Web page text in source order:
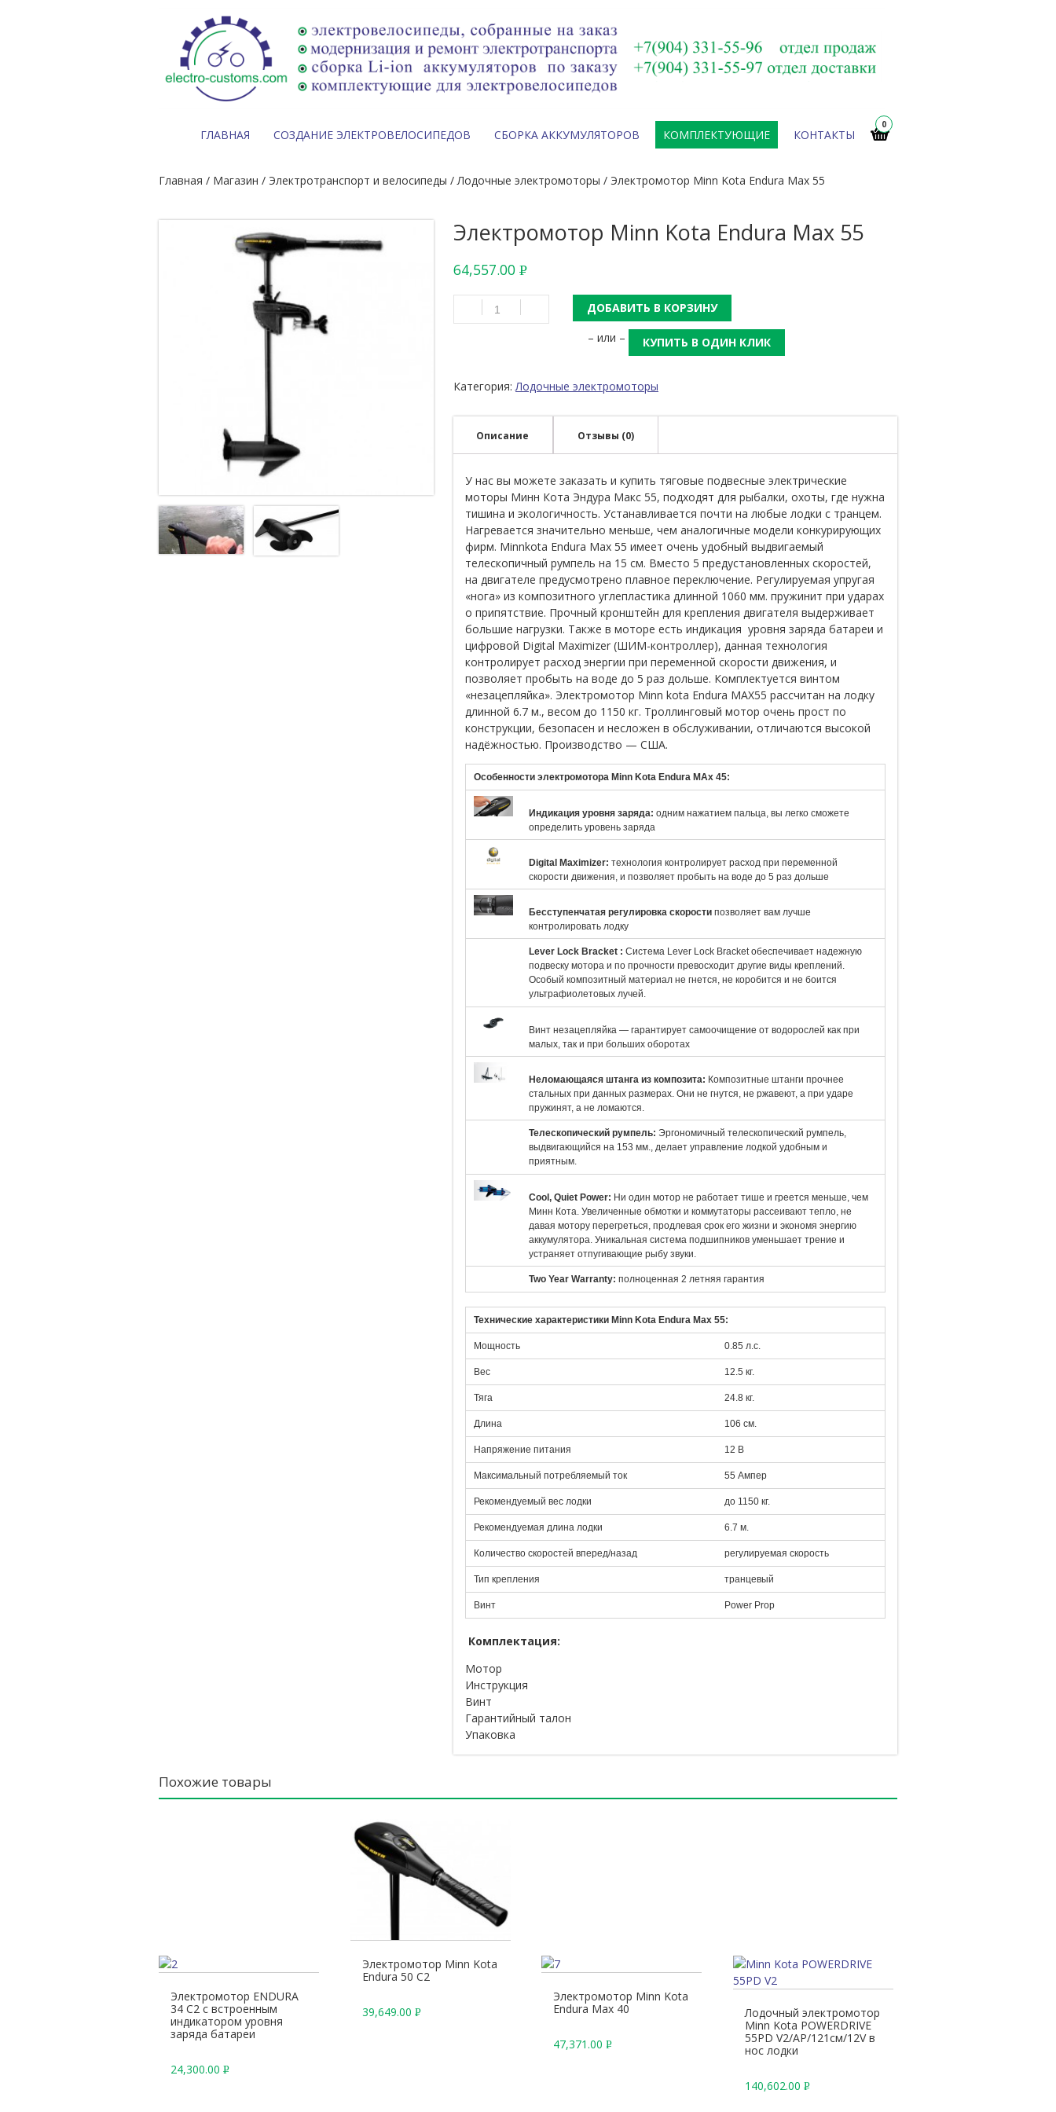
0
ГЛАВНАЯ СОЗДАНИЕ ЭЛЕКТРОВЕЛОСИПЕДОВ СБОРКА АККУМУЛЯТОРОВ КОМПЛЕКТУЮЩИЕ КОНТАКТЫ
Главная / Магазин / Электротранспорт и велосипеды /Лодочные электромоторы / Электромотор Minn Kota Endura Max 55
Электромотор Minn Kota Endura Max 55
64,557.00 Р
УБ.
ДОБАВИТЬ В КОРЗИНУ
– или –
КУПИТЬ В ОДИН КЛИК
Категория:Лодочные электромоторы
Описание Отзывы (0)
У нас вы можете заказать и купить тяговые подвесные электрические
моторы Минн Кота Эндура Макс 55, подходят для рыбалки, охоты, где нужна
тишина и экологичность. Устанавливается почти на любые лодки с транцем.
Нагревается значительно меньше, чем аналогичные модели конкурирующих
фирм. Minnkota Endura Max 55 имеет очень удобный выдвигаемый
телескопичный румпель на 15 см. Вместо 5 предустановленных скоростей,
на двигателе предусмотрено плавное переключение. Регулируемая упругая
«нога» из композитного углепластика длинной 1060 мм. пружинит при ударах
о припятствие. Прочный кронштейн для крепления двигателя выдерживает
большие нагрузки. Также в моторе есть индикация уровня заряда батареи и
цифровой Digital Maximizer (ШИМ-контроллер), данная технология
контролирует расход энергии при переменной скорости движения, и
позволяет пробыть на воде до 5 раз дольше. Комплектуется винтом
«незацепляйка». Электромотор Minn kota Endura MAX55 рассчитан на лодку
длинной 6.7 м., весом до 1150 кг. Троллинговый мотор очень прост по
конструкции, безопасен и несложен в обслуживании, отличаются высокой
надёжностью. Производство — США.
Особенности электромотора Minn Kota Endura MAx 45:
Индикация уровня заряда: одним нажатием пальца, вы легко сможете
определить уровень заряда
Digital Maximizer: технология контролирует расход при переменной
скорости движения, и позволяет пробыть на воде до 5 раз дольше
Бесступенчатая регулировка скорости позволяет вам лучше
контролировать лодку
Lever Lock Bracket : Система Lever Lock Bracket обеспечивает надежную
подвеску мотора и по прочности превосходит другие виды креплений.
Особый композитный материал не гнется, не коробится и не боится
ультрафиолетовых лучей.
Винт незацепляйка — гарантирует самоочищение от водорослей как при
малых, так и при больших оборотах
Неломающаяся штанга из композита: Композитные штанги прочнее
стальных при данных размерах. Они не гнутся, не ржавеют, а при ударе
пружинят, а не ломаются.
Телескопический румпель: Эргономичный телескопический румпель,
выдвигающийся на 153 мм., делает управление лодкой удобным и
приятным.
Cool, Quiet Power: Ни один мотор не работает тише и греется меньше, чем
Минн Кота. Увеличенные обмотки и коммутаторы рассеивают тепло, не
давая мотору перегреться, продлевая срок его жизни и экономя энергию
аккумулятора. Уникальная система подшипников уменьшает трение и
устраняет отпугивающие рыбу звуки.
Two Year Warranty: полноценная 2 летняя гарантия
Технические характеристики Minn Kota Endura Max 55:
Мощность 0.85 л.с.
Вес 12.5 кг.
Тяга 24.8 кг.
Длина 106 см.
Напряжение питания 12 В
Максимальный потребляемый ток 55 Ампер
Рекомендуемый вес лодки до 1150 кг.
Рекомендуемая длина лодки 6.7 м.
Количество скоростей вперед/назад регулируемая скорость
Тип крепления транцевый
Винт Power Prop
Комплектация:
Мотор
Инструкция
Винт
Гарантийный талон
Упаковка
Похожие товары
Электромотор ENDURA
34 C2 с встроенным
индикатором уровня
заряда батареи
24,300.00 Р
Электромотор Minn Kota
Endura 50 C2
39,649.00 Р
Электромотор Minn Kota
Endura Max 40
47,371.00Р
Лодочный электромотор
Minn Kota POWERDRIVE
55PD V2/AP/121см/12V в
нос лодки
140,602.00Р